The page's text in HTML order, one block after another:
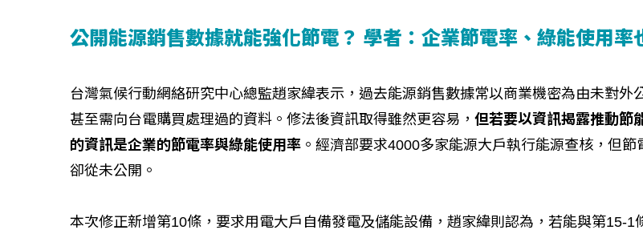
公開能源銷售數據就能強化節電？ 學者：企業節電率、綠能使用率
台灣氣候行動網絡研究中心總監趙家緯表示，過去能源銷售數據常以商業機密為由未對外
甚至需向台電購買處理過的資料。修法後資訊取得雖然更容易， 但若要以資訊揭露推動節
的資訊是企業的節電率與綠能使用率 。經濟部要求4000多家能源大戶執行能源查核，但節
卻從未公開。
本次修正新增第10條，要求用電大戶自備發電及儲能設備，趙家緯則認為，若能與第15-1
工改變病患命運的真實故事
社工如何改變生命